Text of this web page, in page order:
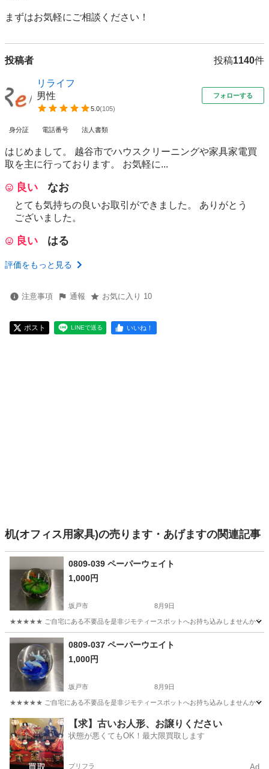
まずはお気軽にご相談ください！
投稿者 投稿1140件
リライフ
男性
5.0(105)
フォローする
身分証 電話番号 法人書類
はじめまして。 越谷市でハウスクリーニングや家具家電買
取を主に行っております。 お気軽に...
良い なお
とても気持ちの良いお取引ができました。 ありがとう
ございました。
良い はる
評価をもっと見る
注意事項 通報 お気に入り 10
ポスト LINEで送る いいね！
机(オフィス用家具)の売ります・あげますの関連記事
0809-039 ペーパーウェイト
1,000円
坂戸市 8月9日
★★★★★ ご自宅にある不要品を是非ジモティースポットへお持ち込みしませんか？
埼玉 坂戸市 インテリア雑貨/小物 ペーパーウェイト
0809-037 ペーパーウエイト
1,000円
坂戸市 8月9日
★★★★★ ご自宅にある不要品を是非ジモティースポットへお持ち込みしませんか？
埼玉 坂戸市 インテリア雑貨/小物 スポット
【求】古いお人形、お譲りください
状態が悪くてもOK！最大限買取します
プリフラ Ad